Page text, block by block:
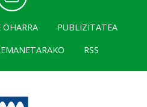
OHARRA
PUBLIZITATEA
RSS